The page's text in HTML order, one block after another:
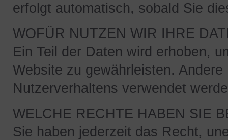
erfolgt automatisch, sobald Sie
WOFÜR NUTZEN WIR IHRE
Ein Teil der Daten wird erhoben,
Website zu gewährleisten.
Nutzerverhaltens verwendet
WELCHE RECHTE HABEN SIE
Sie haben jederzeit das Recht,